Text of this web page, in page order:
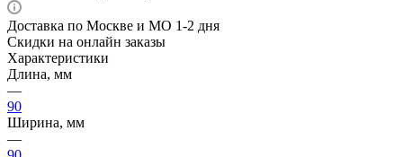
Доставка по Москве и МО 1-2 дня
Скидки на онлайн заказы
Характеристики
Длина, мм
—
90
Ширина, мм
—